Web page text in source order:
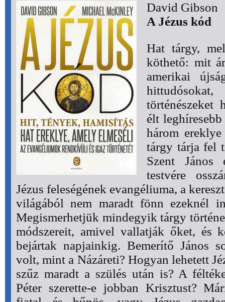
David Gibson
A Jézus kód
Hat tárgy,
köthető: mit
amerikai
történészeket
élt
három
tárgy tárja fel
Szent János
testvére
Jézus feleségének evangéliuma, a
világából nem maradt fönn ezeknél
Megismerhetjük mindegyik tárgy
módszereit, amivel vallatják őket, és
bejártak napjainkig. Bemerítő János
volt, mint a Názáreti? Hogyan lehetett
szűz maradt a szülés után is? A
Péter szerette-e jobban Krisztust?